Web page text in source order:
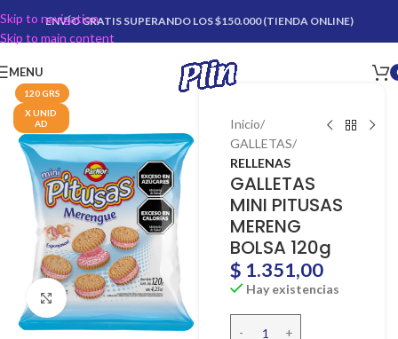
Skip to navigation
Skip to main content
ENVÍO GRATIS SUPERANDO LOS $150.000 (TIENDA ONLINE)
MENU
120 GRS
X UNID
AD
Click para agrandar
Inicio
GALLETAS
RELLENAS
GALLETAS
MINI PITUSAS
MERENG
BOLSA 120g
$ 1.351,00
Hay existencias